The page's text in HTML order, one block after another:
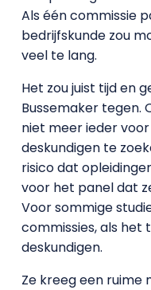
Als één commissie
bedrijfskunde zou
veel te lang.
Het zou juist tijd en
Bussemaker tegen.
niet meer ieder
deskundigen te
risico dat
voor het panel dat
Voor sommige
commissies, als het
deskundigen.
Ze kreeg een ruime